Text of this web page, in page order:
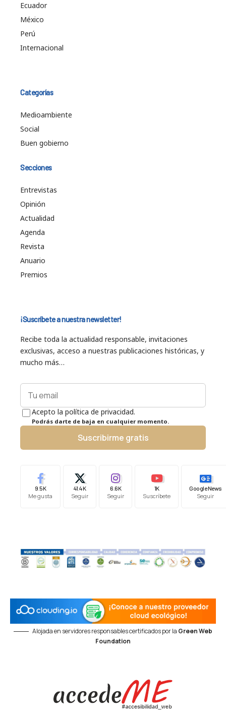
Ecuador
México
Perú
Internacional
Categorías
Medioambiente
Social
Buen gobierno
Secciones
Entrevistas
Opinión
Actualidad
Agenda
Revista
Anuario
Premios
¡Suscríbete a nuestra newsletter!
Recibe toda la actualidad responsable, invitaciones
exclusivas, acceso a nuestras publicaciones históricas, y
mucho más…
Acepto la política de privacidad.
Podrás darte de baja en cualquier momento.
Suscribirme gratis
9.5K
Me gusta
41.4K
Seguir
6.6K
Seguir
1K
Suscríbete
Google News
Seguir
Alojada en servidores responsables certificados por la Green Web
Foundation